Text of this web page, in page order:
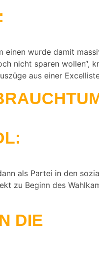
einen wurde damit
nicht sparen wollen“,
aus einer
als Partei in den
zu Beginn des
DIE